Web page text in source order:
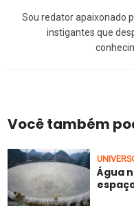
Sou redator apaixonado
instigantes que
Você também
Água